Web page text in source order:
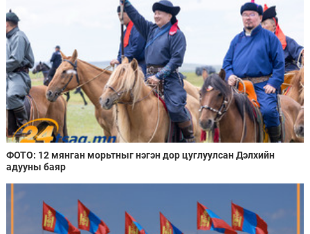
ФОТО: 12 мянган морьтныг нэгэн дор цуглуулсан Дэлхийн
адууны баяр